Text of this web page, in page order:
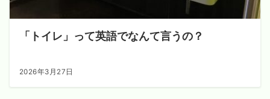
「トイレ」って英語でなんて言うの？
2026年3月27日